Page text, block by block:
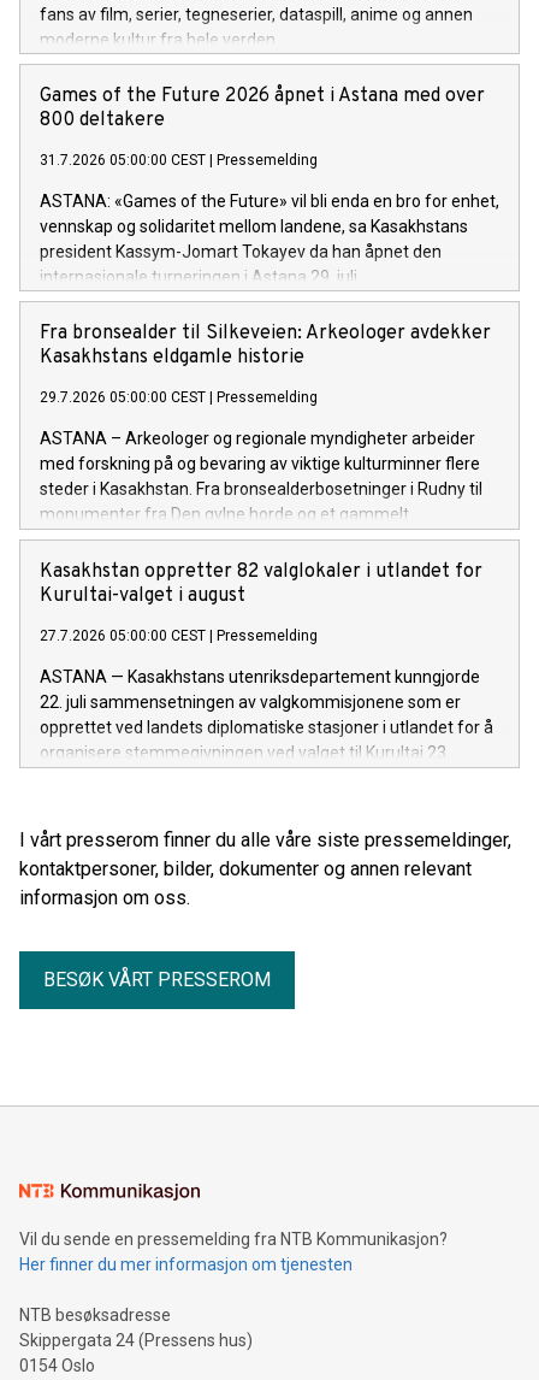
fans av film, serier, tegneserier, dataspill, anime og annen
moderne kultur fra hele verden.
Games of the Future 2026 åpnet i Astana med over
800 deltakere
31.7.2026 05:00:00 CEST Pressemelding
ASTANA: «Games of the Future» vil bli enda en bro for enhet,
vennskap og solidaritet mellom landene, sa Kasakhstans
president Kassym-Jomart Tokayev da han åpnet den
internasjonale turneringen i Astana 29. juli.
Fra bronsealder til Silkeveien: Arkeologer avdekker
Kasakhstans eldgamle historie
29.7.2026 05:00:00 CEST Pressemelding
ASTANA – Arkeologer og regionale myndigheter arbeider
med forskning på og bevaring av viktige kulturminner flere
steder i Kasakhstan. Fra bronsealderbosetninger i Rudny til
monumenter fra Den gylne horde og et gammelt
handelsknutepunkt ved Det kaspiske hav, gir arbeidet ny
kunnskap om landets arkeologiske arv og bidrar til langsiktig
bevaring.
Kasakhstan oppretter 82 valglokaler i utlandet for
Kurultai-valget i august
27.7.2026 05:00:00 CEST Pressemelding
ASTANA — Kasakhstans utenriksdepartement kunngjorde
22. juli sammensetningen av valgkommisjonene som er
opprettet ved landets diplomatiske stasjoner i utlandet for å
organisere stemmegivningen ved valget til Kurultai 23.
I vårt presserom finner du alle våre siste pressemeldinger,
kontaktpersoner, bilder, dokumenter og annen relevant
informasjon om oss.
BESØK VÅRT PRESSEROM
Vil du sende en pressemelding fra NTB Kommunikasjon?
Her finner du mer informasjon om tjenesten
NTB besøksadresse
Skippergata 24 (Pressens hus)
0154 Oslo